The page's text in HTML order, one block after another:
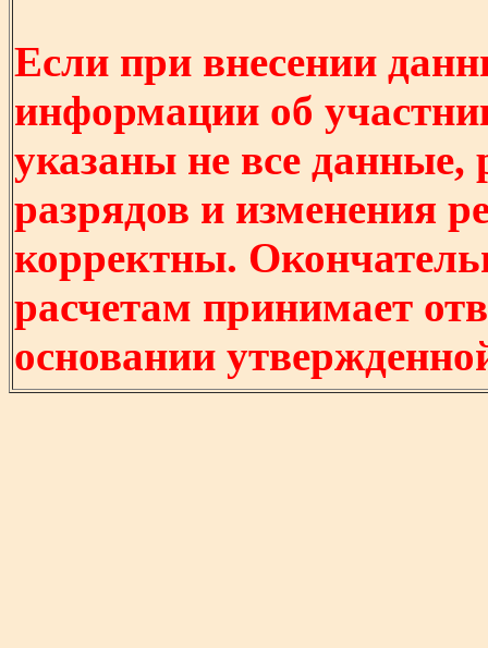
Если при внесении
информации об
указаны не все
разрядов и изменения
корректны.
расчетам принимает
основании